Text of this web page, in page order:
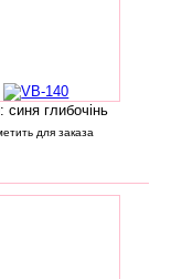
: синя глибочінь
для заказа